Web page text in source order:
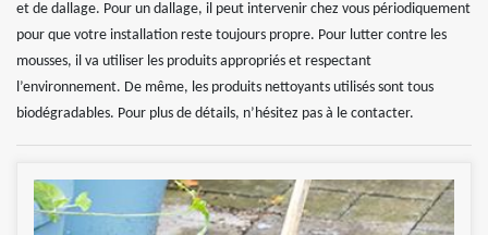
et de dallage. Pour un dallage, il peut intervenir chez vous périodiquement
pour que votre installation reste toujours propre. Pour lutter contre les
mousses, il va utiliser les produits appropriés et respectant
l’environnement. De même, les produits nettoyants utilisés sont tous
biodégradables. Pour plus de détails, n’hésitez pas à le contacter.